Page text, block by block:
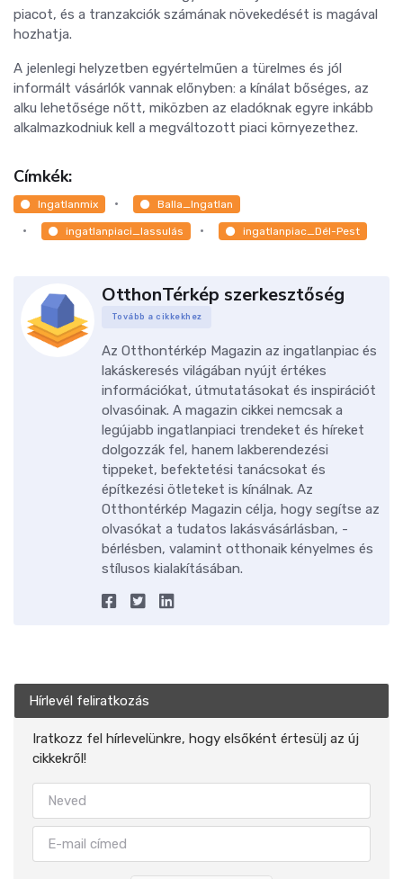
piacot, és a tranzakciók számának növekedését is magával
hozhatja.
A jelenlegi helyzetben egyértelműen a türelmes és jól
informált vásárlók vannak előnyben: a kínálat bőséges, az
alku lehetősége nőtt, miközben az eladóknak egyre inkább
alkalmazkodniuk kell a megváltozott piaci környezethez.
Címkék:
Ingatlanmix Balla_Ingatlan
ingatlanpiaci_lassulás ingatlanpiac_Dél-Pest
OtthonTérkép szerkesztőség
Tovább a cikkekhez
Az Otthontérkép Magazin az ingatlanpiac és
lakáskeresés világában nyújt értékes
információkat, útmutatásokat és inspirációt
olvasóinak. A magazin cikkei nemcsak a
legújabb ingatlanpiaci trendeket és híreket
dolgozzák fel, hanem lakberendezési
tippeket, befektetési tanácsokat és
építkezési ötleteket is kínálnak. Az
Otthontérkép Magazin célja, hogy segítse az
olvasókat a tudatos lakásvásárlásban, -
bérlésben, valamint otthonaik kényelmes és
stílusos kialakításában.
Hírlevél feliratkozás
Iratkozz fel hírlevelünkre, hogy elsőként értesülj az új
cikkekről!